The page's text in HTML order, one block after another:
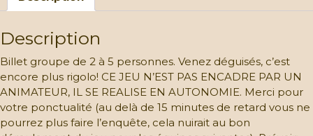
CHOISISSEZ
VOTRE
DATE
ET
HEURE:
Equipe
de
2
Description
Billet groupe de 2 à 5 personnes. Venez déguisés, c’est
encore plus rigolo! CE JEU N’EST PAS ENCADRE PAR UN
ANIMATEUR, IL SE REALISE EN AUTONOMIE. Merci pour
votre ponctualité (au delà de 15 minutes de retard vous ne
pourrez plus faire l’enquête, cela nuirait au bon